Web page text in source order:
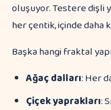
oluşuyor. Testere dişli
her çentik, içinde daha
Başka hangi fraktal
Ağaç dalları: Her
Çiçek yaprakları: